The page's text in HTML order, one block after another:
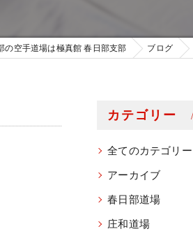
の空手道場は極真館 春日部支部 ブログ
カテゴリー
全てのカテゴリー
アーカイブ
春日部道場
庄和道場